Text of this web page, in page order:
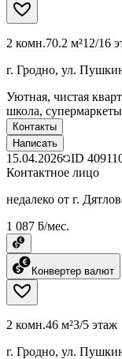
2 комн.70.2 м²12/16
г. Гродно, ул.
Уютная, чистая
школа,
Контакты
Написать
15.04.2026 ID
Контактное лицо
недалеко от г.
1 087 ƃ/мес.
Конвертер валют
2 комн.46 м²3/5 этаж
г. Гродно, ул.